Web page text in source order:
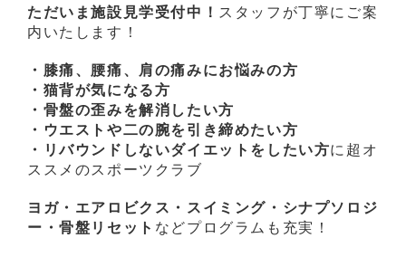
ただいま施設見学受付中！ スタッフが丁寧にご案
内いたします！
・膝痛、腰痛、肩の痛みにお悩みの方
・猫背が気になる方
・骨盤の歪みを解消したい方
・ウエストや二の腕を引き締めたい方
・リバウンドしないダイエットをしたい方に超オ
ススメのスポーツクラブ
ヨガ・エアロビクス・スイミング・シナプソロジ
ー・骨盤リセット などプログラムも充実！